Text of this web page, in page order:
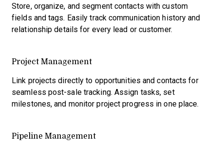
Store, organize, and segment contacts with custom
fields and tags. Easily track communication history and
relationship details for every lead or customer.
Project Management
Link projects directly to opportunities and contacts for
seamless post-sale tracking. Assign tasks, set
milestones, and monitor project progress in one place.
Pipeline Management